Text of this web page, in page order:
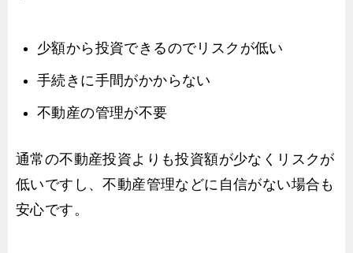
少額から投資できるのでリスクが低い
手続きに手間がかからない
不動産の管理が不要
通常の不動産投資よりも投資額が少なくリスクが
低いですし、不動産管理などに自信がない場合も
安心です。